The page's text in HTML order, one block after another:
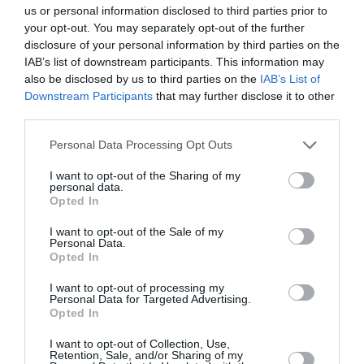
us or personal information disclosed to third parties prior to
your opt-out. You may separately opt-out of the further
disclosure of your personal information by third parties on the
IAB’s list of downstream participants. This information may
also be disclosed by us to third parties on the IAB’s List of
Downstream Participants that may further disclose it to other
Personal Data Processing Opt Outs
I want to opt-out of the Sharing of my
personal data.
Opted In
I want to opt-out of the Sale of my
Personal Data.
Opted In
I want to opt-out of processing my
Personal Data for Targeted Advertising.
Opted In
I want to opt-out of Collection, Use,
Retention, Sale, and/or Sharing of my
Χειμερινοί
μουσικά
μακροβούτια στο
Piraeus Club
Academy
τους Τhe
Speakeasies
Swing Band στο
Gagarin 205!
ΦΕΣΤΙΒΑΛ / ΝΕΑ
Κάτι Σαν
Φεστιβάλ:
Κολυμβητές,
Μουσική
Τεχνόπολη 2023:
καταφτάνει με